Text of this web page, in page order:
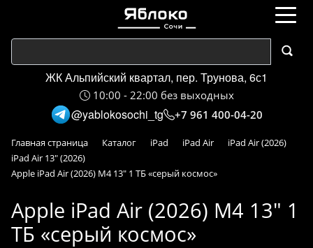
ЖК Альпийский квартал, пер. Трунова, 6с1
10:00 - 22:00 без выходных
@yablokosochi_tg +7 961 400-04-20
Главная страница Каталог iPad iPad Air
iPad Air (2026)
iPad Air 13" (2026)
Apple iPad Air (2026) M4 13" 1 ТБ «серый космос»
Apple iPad Air (2026) M4 13" 1
ТБ «серый космос»